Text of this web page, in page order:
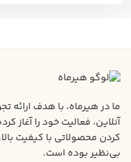
ما در هیرماه، با هدف
آنلاین، فعالیت خود را آغاز
کردن محصولاتی با کیفیت
بی‌نظیر بوده است.